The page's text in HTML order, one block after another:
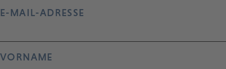
E-MAIL-ADRESSE
VORNAME